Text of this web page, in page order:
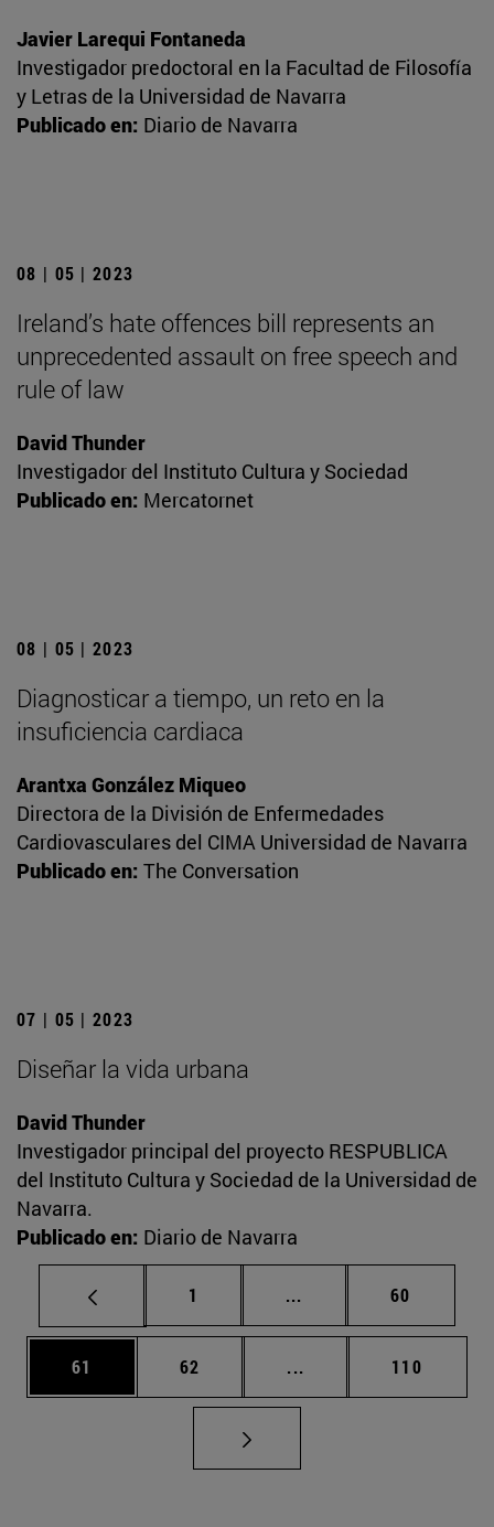
Javier Larequi Fontaneda
Investigador predoctoral en la Facultad de Filosofía
y Letras de la Universidad de Navarra
Publicado en: Diario de Navarra
08 | 05 | 2023
Ireland’s hate offences bill represents an
unprecedented assault on free speech and
rule of law
David Thunder
Investigador del Instituto Cultura y Sociedad
Publicado en: Mercatornet
08 | 05 | 2023
Diagnosticar a tiempo, un reto en la
insuficiencia cardiaca
Arantxa González Miqueo
Directora de la División de Enfermedades
Cardiovasculares del CIMA Universidad de Navarra
Publicado en: The Conversation
07 | 05 | 2023
Diseñar la vida urbana
David Thunder
Investigador principal del proyecto RESPUBLICA
del Instituto Cultura y Sociedad de la Universidad de
Navarra.
Publicado en: Diario de Navarra
Página
1 ... Páginas intermedias
Página
60
Página
61 Página
62 ... Páginas intermedias
Página
110